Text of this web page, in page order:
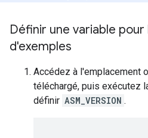
Définir une variable
d'exemples
Accédez à l'emplacement
téléchargé, puis exécutez
définir ASM_VERSION .